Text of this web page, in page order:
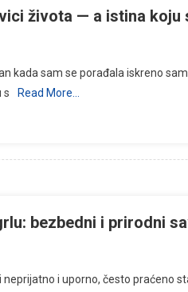
života — a istina koju
kada sam se porađala iskreno
s
Read More…
bezbedni i prirodni
neprijatno i uporno, često praćeno